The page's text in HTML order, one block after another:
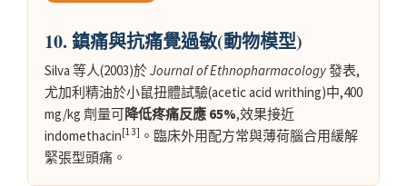
10. 鎮痛與抗痛覺過敏(動物模型)
Silva 等人(2003)於Journal of Ethnopharmacology發表,
尤加利精油於小鼠扭體試驗(acetic acid writhing)中,400
mg/kg 劑量可降低疼痛反應 65%,效果接近
indomethacin[13] 。臨床外用配方常與薄荷腦合用緩解
緊張型頭痛。